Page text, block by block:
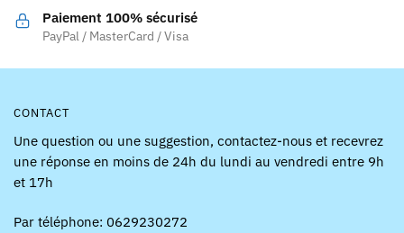
la
page
Paiement 100% sécurisé
PayPal / MasterCard / Visa
CONTACT
Une question ou une suggestion, contactez-nous et recevrez
une réponse en moins de 24h du lundi au vendredi entre 9h
et 17h
Par téléphone: 0629230272